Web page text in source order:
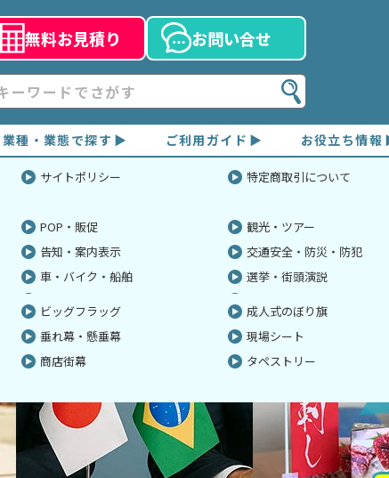
無料お見積り お問い合せ
スウィングバナー ペナント
国旗 優勝旗
横断・交通安全手旗 ツアー・添乗員・ガイド手旗
ビッグフラッグ 成人式のぼり旗
垂れ幕・懸垂幕 現場シート
商店街幕 タペストリー
社内・工場内装飾 店頭・店舗装飾飾
POP・販促 観光・ツアー
告知・案内表示 交通安全・防災・防犯
車・バイク・船舶 選挙・街頭演説
業種・業態で探す
ホテル 旅館
ご利用ガイド
デザイン作成・入稿について 色校正について
お役立ち情報
サイトポリシー 特定商取引について
卓上フラッグ・ミニフラッグ